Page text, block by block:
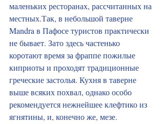
маленьких ресторанах, рассчитанных на
местных.Так, в небольшой таверне
Mandra в Пафосе туристов практически
не бывает. Зато здесь частенько
коротают время за фраппе пожилые
киприоты и проходят традиционные
греческие застолья. Кухня в таверне
выше всяких похвал, однако особо
рекомендуется нежнейшее клефтико из
ягнятины, и, конечно же, мезе.